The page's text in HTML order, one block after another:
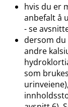
hvis du er
anbefalt å
- se
dersom
andre
som